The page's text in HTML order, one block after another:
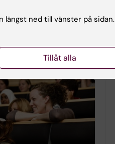
längst ned till vänster på sidan.
Tillåt alla